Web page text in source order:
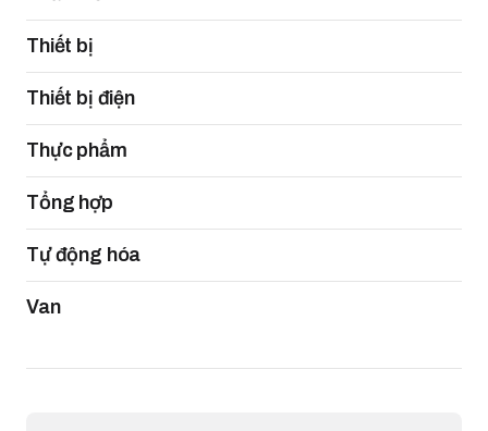
Thiết bị
Thiết bị điện
Thực phẩm
Tổng hợp
Tự động hóa
Van